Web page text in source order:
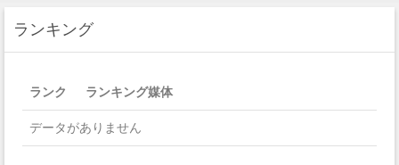
ランキング
ランク ランキング媒体
データがありません